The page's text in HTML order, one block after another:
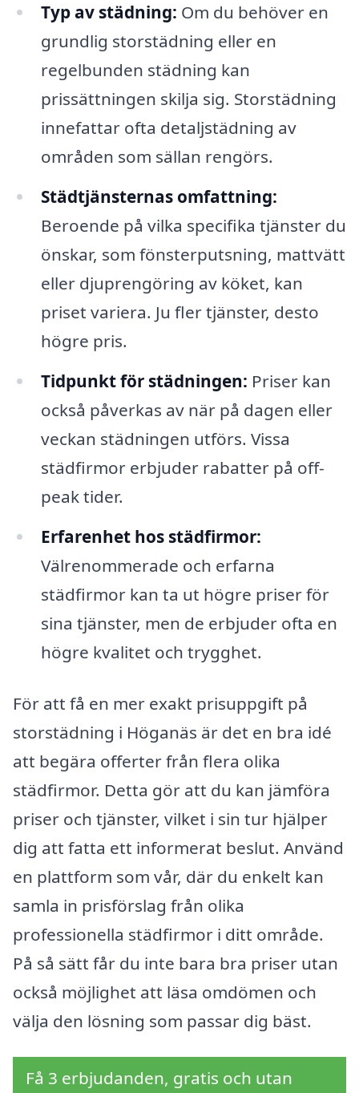
Typ av städning: Om du behöver en
grundlig storstädning eller en
regelbunden städning kan
prissättningen skilja sig. Storstädning
innefattar ofta detaljstädning av
områden som sällan rengörs.
Städtjänsternas omfattning:
Beroende på vilka specifika tjänster du
önskar, som fönsterputsning, mattvätt
eller djuprengöring av köket, kan
priset variera. Ju fler tjänster, desto
högre pris.
Tidpunkt för städningen: Priser kan
också påverkas av när på dagen eller
veckan städningen utförs. Vissa
städfirmor erbjuder rabatter på off-
peak tider.
Erfarenhet hos städfirmor:
Välrenommerade och erfarna
städfirmor kan ta ut högre priser för
sina tjänster, men de erbjuder ofta en
högre kvalitet och trygghet.
För att få en mer exakt prisuppgift på
storstädning i Höganäs är det en bra idé
att begära offerter från flera olika
städfirmor. Detta gör att du kan jämföra
priser och tjänster, vilket i sin tur hjälper
dig att fatta ett informerat beslut. Använd
en plattform som vår, där du enkelt kan
samla in prisförslag från olika
professionella städfirmor i ditt område.
På så sätt får du inte bara bra priser utan
också möjlighet att läsa omdömen och
välja den lösning som passar dig bäst.
Få 3 erbjudanden, gratis och utan